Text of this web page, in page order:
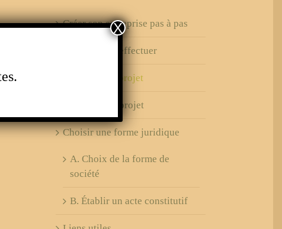
Créer son entreprise pas à pas
Démarches à effectuer
Planifier son projet
Financer son projet
Choisir une forme juridique
A. Choix de la forme de
société
B. Établir un acte constitutif
X